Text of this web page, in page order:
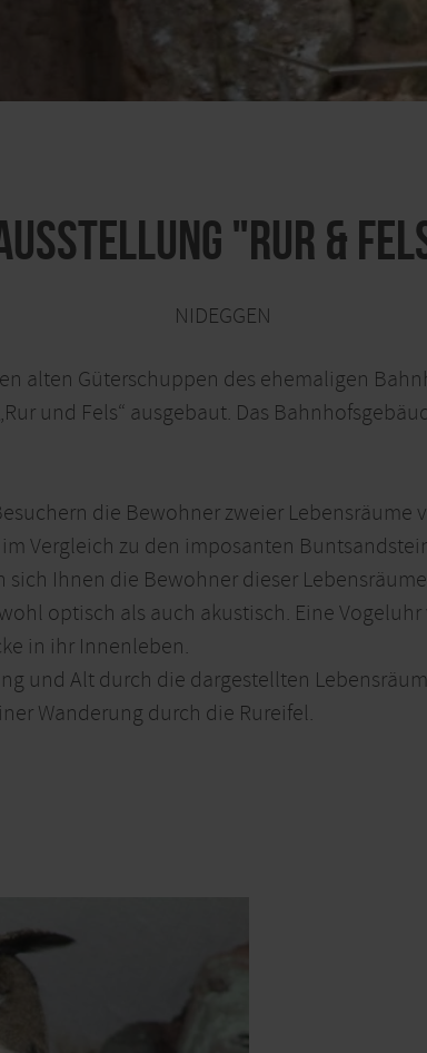
"Rur &
NIDEGGEN
alten Güterschuppen des ehemaligen
und Fels“ ausgebaut. Das
die Bewohner zweier
Vergleich zu den imposanten
Ihnen die Bewohner dieser
optisch als auch akustisch. Eine
in ihr Innenleben.
und Alt durch die dargestellten
Wanderung durch die Rureifel.